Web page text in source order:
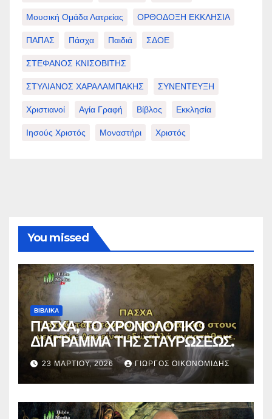
Μουσική Ομάδα Λατρείας ΟΡΘΟΔΟΞΗ ΕΚΚΛΗΣΙΑ
ΠΑΠΑΣ Πάσχα Παιδιά ΣΔΟΕ
ΣΤΕΦΑΝΟΣ ΚΝΙΣΟΒΙΤΗΣ
ΣΤΥΛΙΑΝΟΣ ΧΑΡΑΛΑΜΠΑΚΗΣ ΣΥΝΕΝΤΕΥΞΗ
Χριστιανοί Αγία Γραφή Βίβλος Εκκλησία
Ιησούς Χριστός Μοναστήρι Χριστός
You missed
ΒΙΒΛΙΚΑ
ΠΑΣΧΑ, ΤΟ ΧΡΟΝΟΛΟΓΙΚΟ
ΔΙΑΓΡΑΜΜΑ ΤΗΣ ΣΤΑΥΡΩΣΕΩΣ.
23 ΜΑΡΤΊΟΥ, 2026 ΓΙΏΡΓΟΣ ΟΙΚΟΝΟΜΊΔΗΣ